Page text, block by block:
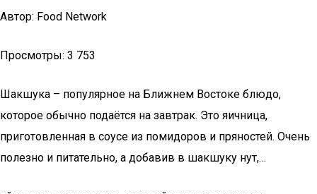
Автор: Food Network
Просмотры: 3 753
Шакшука – популярное на Ближнем Востоке блюдо,
которое обычно подаётся на завтрак. Это яичница,
приготовленная в соусе из помидоров и пряностей. Очень
полезно и питательно, а добавив в шакшуку нут,…